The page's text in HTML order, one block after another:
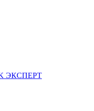
ЭКСПЕРТ